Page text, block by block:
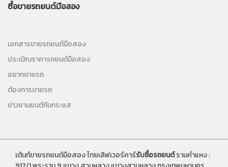
ซื้อขายรถยนต์มือสอง
เอกสารขายรถยนต์มือสอง
ประเมิณราคารถยนต์มือสอง
อยากขายรถ
ต้องการขายรถ
ข่าวยานยนต์ทันกระแส
เต้นท์ขายรถยนต์มือสอง ไทยเลิฟเวอร์คาร์รับซื้อรถยนต์รามคำแหง :